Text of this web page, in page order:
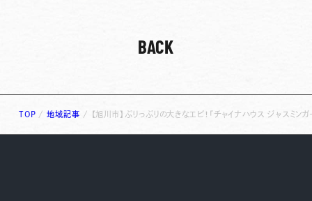
BACK
TOP /地域記事 / 【旭川市】ぷりっぷりの大きなエビ！「チャイナハウス ジャスミ